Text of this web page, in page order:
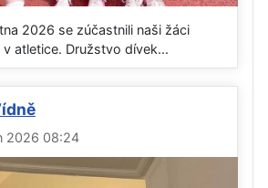
2026 se zúčastnili naši žáci
atletice. Družstvo dívek...
2026 08:24